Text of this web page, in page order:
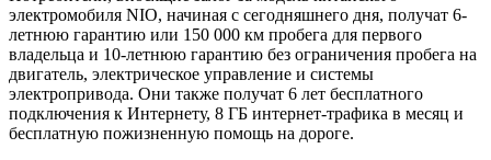
электромобиля NIO, начиная с сегодняшнего дня, получат 6-
летнюю гарантию или 150 000 км пробега для первого
владельца и 10-летнюю гарантию без ограничения пробега на
двигатель, электрическое управление и системы
электропривода. Они также получат 6 лет бесплатного
подключения к Интернету, 8 ГБ интернет-трафика в месяц и
бесплатную пожизненную помощь на дороге.